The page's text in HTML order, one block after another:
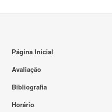
Página Inicial
Avaliação
Bibliografia
Horário